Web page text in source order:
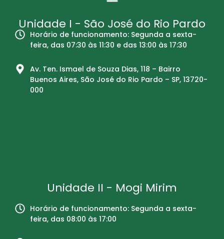
Unidade I - São José do Rio Pardo
Horário de funcionamento: Segunda a sexta-
feira, das 07:30 às 11:30 e das 13:00 às 17:30
Av. Ten. Ismael de Souza Dias, 118 – Bairro
Buenos Aires, São José do Rio Pardo – SP, 13720-
000
Unidade II - Mogi Mirim
Horário de funcionamento: Segunda a sexta-
feira, das 08:00 às 17:00